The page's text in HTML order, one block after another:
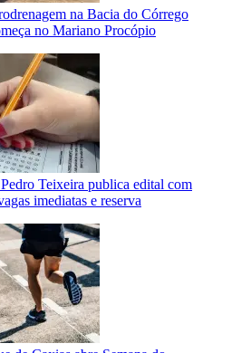
na Bacia do Córrego
no Mariano Procópio
Teixeira publica edital com
imediatas e reserva